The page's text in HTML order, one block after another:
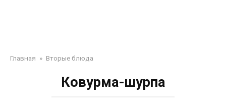
Главная » Вторые блюда
Ковурма-шурпа